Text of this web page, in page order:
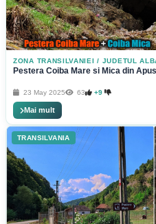
ZONA TRANSILVANIEI / JUDETUL
Pestera Coiba Mare si Mica din
23 May 2025 63 +9
Mai mult
TRANSILVANIA